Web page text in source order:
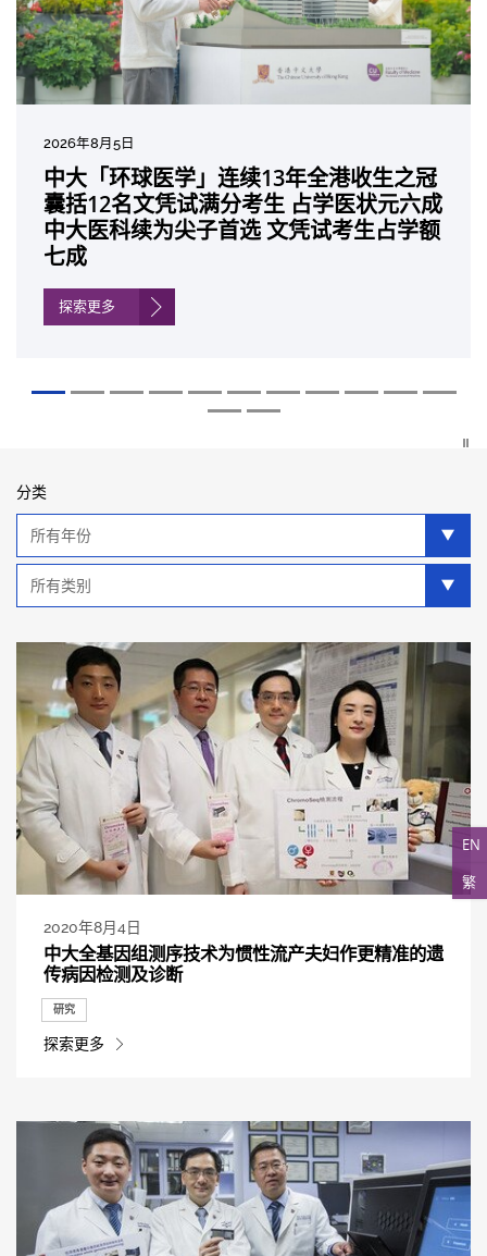
EN
繁
2026年8月5日
中大「环球医学」连续13年全港收生之冠
囊括12名文凭试满分考生 占学医状元六成
中大医科续为尖子首选 文凭试考生占学额
七成
探索更多
2026年7月10日
中大研发「AI-OCT」系统助测糖尿黄斑水
肿 假阳性转介个案锐减六成 缩短患者轮
候诊症时间
2026年7月10日
中大黄秀娟教授获颁中国工程界最高荣誉
「光华工程科技奖」 成为今届医药衞生领
域唯一香港学者
2026年7月7日
中大新设「香港中文大学凤凰奖学金」嘉
许公开试状元 鼓励学医状元走出课堂放眼
世界 装备21世纪妙手仁医
2026年6月29日
中大全新一站式PGT-Plus方案 精准辨识
传统检测中复杂基因异常「盲点」 降低人
工受孕流产及异常妊娠风险
2026年6月22日
中大发现青光眼治疗新靶点 小鼠实验证实
可恢复七成视力 有助开创崭新神经保护疗
法
2026年6月17日
中大成功拆解肝癌免疫治疗耐药性机制 揭
一种免疫细胞具「除废喂食」新功能助癌
细胞耐药性
2026年6月10日
中大与多名全球专家共同牵头跨国肺癌研
究 逾半晚期ALK阳性肺癌病人七年无恶化
因特定基因异常而引起的肺癌有望变成
「慢性病」 患者可与病共存
探索更多
2026年6月5日
中大教授陈重娥获颁「清野裕杰出领袖
奖」 成为本港首名学者荣膺亚洲糖尿病教
研最高荣誉
2026年6月2日
中大汇聚逾200位区域专家 探讨私人医疗
保险如何推动全民健康覆盖
探索更多
2026年5月19日
中大张源津医生成首位亚洲研究员 荣获国
际泌尿科权威奖项John K. Lattimer 讲座
奖
2026年5月14日
中大取得「从实验室到临床应用」研究突
破 初步证实GLP-1药物可改善严重中风康
复情况
分类
类
类
2020年8月4日
中大全基因组测序技术为惯性流产夫妇作更精准的遗
传病因检测及诊断
研究
探索更多